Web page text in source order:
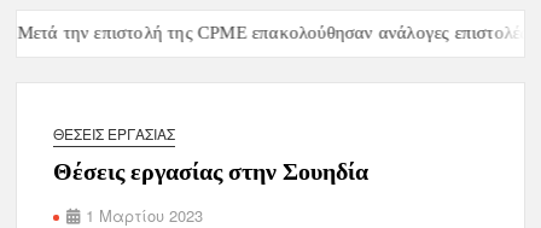
Μετά την επιστολή της CPME επακολούθησαν ανάλογες επιστολές
ΘΈΣΕΙΣ ΕΡΓΑΣΊΑΣ
Θέσεις εργασίας στην Σουηδία
1 Μαρτίου 2023